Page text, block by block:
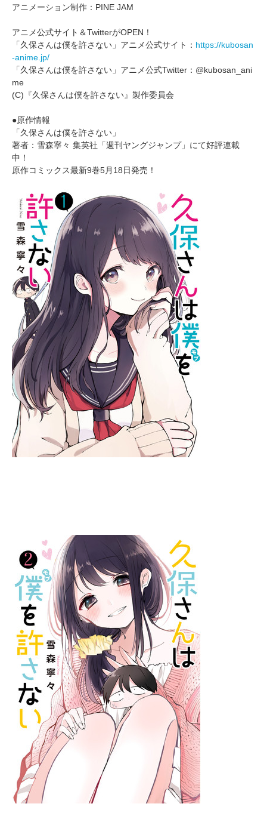
アニメーション制作：PINE JAM
アニメ公式サイト＆TwitterがOPEN！
「久保さんは僕を許さない」アニメ公式サイト： https://kubosan
-anime.jp/
「久保さんは僕を許さない」アニメ公式Twitter：@kubosan_ani
me
(C)『久保さんは僕を許さない』製作委員会
●原作情報
「久保さんは僕を許さない」
著者：雪森寧々 集英社「週刊ヤングジャンプ」にて好評連載
中！
原作コミックス最新9巻5月18日発売！